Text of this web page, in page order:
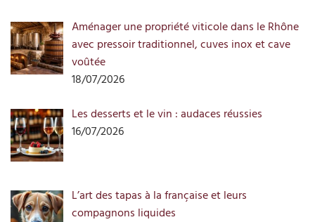
Aménager une propriété viticole dans le Rhône
avec pressoir traditionnel, cuves inox et cave
voûtée
18/07/2026
Les desserts et le vin : audaces réussies
16/07/2026
L’art des tapas à la française et leurs
compagnons liquides